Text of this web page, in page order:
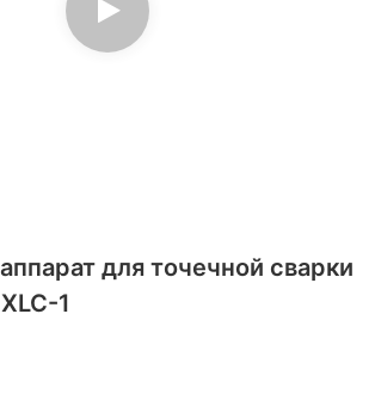
для точечной сварки
1